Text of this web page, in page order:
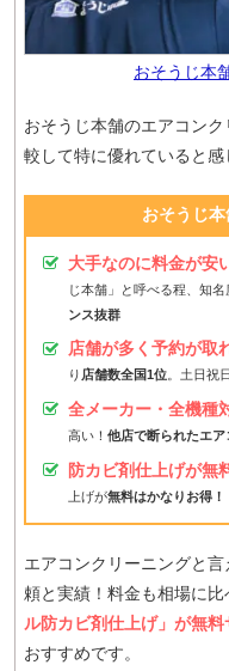
おそうじ本
おそうじ本舗のエアコン
較して特に優れていると感
おそうじ
大手なのに料金が安
じ本舗」と呼べる程、知
ンス抜群
店舗が多く予約が取
り 店舗数全国1位。土日祝
全メーカー・全機種
高い！ 他店で断られたエ
防カビ剤仕上げが無
上げが無料はかなりお得！
エアコンクリーニングと
頼と実績！料金も相場に
ル防カビ剤仕上げ」が無料
おすすめです。